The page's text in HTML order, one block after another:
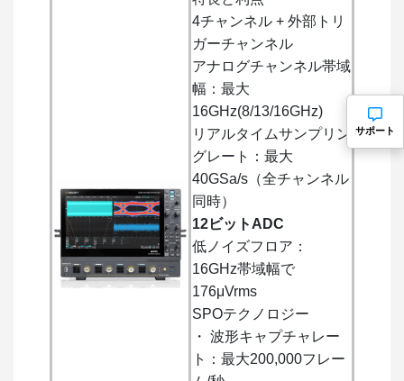
4チャンネル + 外部トリ
ガーチャンネル
アナログチャンネル帯域
幅：最大
16GHz(8/13/16GHz)
リアルタイムサンプリン
グレート：最大
40GSa/s（全チャンネル
同時）
12ビットADC
低ノイズフロア：
16GHz帯域幅で
176μVrms
SPOテクノロジー
・ 波形キャプチャレー
ト：最大200,000フレー
サポート